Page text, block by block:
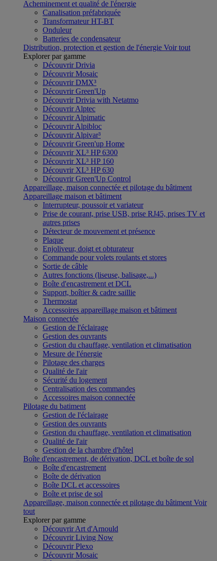
Acheminement et qualité de l'énergie
Canalisation préfabriquée
Transformateur HT-BT
Onduleur
Batteries de condensateur
Distribution, protection et gestion de l'énergie Voir tout
Explorer par gamme
Découvrir Drivia
Découvrir Mosaic
Découvrir DMX³
Découvrir Green'Up
Découvrir Drivia with Netatmo
Découvrir Alptec
Découvrir Alpimatic
Découvrir Alpibloc
Découvrir Alpivar³
Découvrir Green'up Home
Découvrir XL³ HP 6300
Découvrir XL³ HP 160
Découvrir XL³ HP 630
Découvrir Green'Up Control
Appareillage, maison connectée et pilotage du bâtiment
Appareillage maison et bâtiment
Interrupteur, poussoir et variateur
Prise de courant, prise USB, prise RJ45, prises TV et
autres prises
Détecteur de mouvement et présence
Plaque
Enjoliveur, doigt et obturateur
Commande pour volets roulants et stores
Sortie de câble
Autres fonctions (liseuse, balisage,...)
Boîte d'encastrement et DCL
Support, boîtier & cadre saillie
Thermostat
Accessoires appareillage maison et bâtiment
Maison connectée
Gestion de l'éclairage
Gestion des ouvrants
Gestion du chauffage, ventilation et climatisation
Mesure de l'énergie
Pilotage des charges
Qualité de l'air
Sécurité du logement
Centralisation des commandes
Accessoires maison connectée
Pilotage du batiment
Gestion de l'éclairage
Gestion des ouvrants
Gestion du chauffage, ventilation et climatisation
Qualité de l'air
Gestion de la chambre d'hôtel
Boîte d'encastrement, de dérivation, DCL et boîte de sol
Boîte d'encastrement
Boîte de dérivation
Boîte DCL et accessoires
Boîte et prise de sol
Appareillage, maison connectée et pilotage du bâtiment Voir
tout
Explorer par gamme
Découvrir Art d'Arnould
Découvrir Living Now
Découvrir Plexo
Découvrir Mosaic